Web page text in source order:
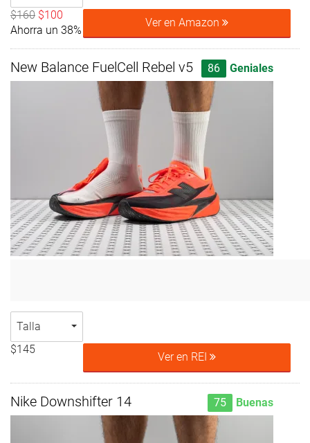
$160 $100
Ahorra un 38%
Ver en Amazon
New Balance FuelCell Rebel v5 86 Geniales
Talla
$145
Ver en REI
Nike Downshifter 14 75 Buenas